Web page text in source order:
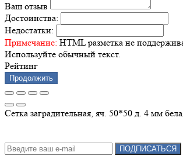
Ваш отзыв
Достоинства:
Недостатки:
Примечание: HTML разметка не
Используйте обычный текст.
Рейтинг
Продолжить
Сетка заградительная, яч. 50*50 д. 4 мм
ПОДПИСАТЬСЯ